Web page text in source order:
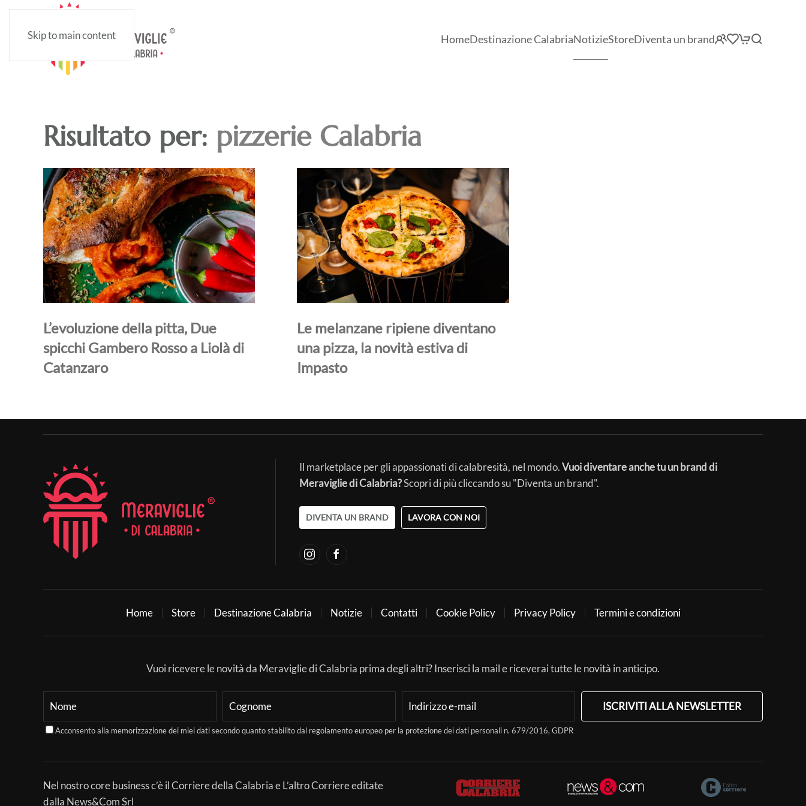
Skip to main content HomeDestinazione CalabriaNotizieStoreDiventa un brand
Risultato per: pizzerie Calabria
L’evoluzione della pitta, Due
spicchi Gambero Rosso a Liolà di
Catanzaro
Le melanzane ripiene diventano
una pizza, la novità estiva di
Impasto
Il marketplace per gli appassionati di calabresità, nel mondo.Vuoi diventare anche tu un brand di
Meraviglie di Calabria?Scopri di più cliccando su "Diventa un brand".
DIVENTA UN BRAND LAVORA CON NOI
Home Store Destinazione Calabria Notizie Contatti Cookie Policy Privacy Policy Termini e condizioni
Vuoi ricevere le novità da Meraviglie di Calabria prima degli altri? Inserisci la mail e riceverai tutte le novità in anticipo.
ISCRIVITI ALLA NEWSLETTER
Acconsento alla memorizzazione dei miei dati secondo quanto stabilito dal regolamento europeo per la protezione dei dati personali n. 679/2016, GDPR
Nel nostro core business c’è il Corriere della Calabria e L’altro Corriere editate
dalla News&Com Srl